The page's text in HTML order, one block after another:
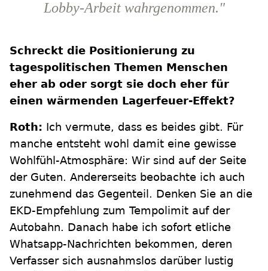
Lobby-Arbeit wahrgenommen."
Schreckt die Positionierung zu
tagespolitischen Themen Menschen
eher ab oder sorgt sie doch eher für
einen wärmenden Lagerfeuer-Effekt?
Roth: Ich vermute, dass es beides gibt. Für
manche entsteht wohl damit eine gewisse
Wohlfühl-Atmosphäre: Wir sind auf der Seite
der Guten. Andererseits beobachte ich auch
zunehmend das Gegenteil. Denken Sie an die
EKD-Empfehlung zum Tempolimit auf der
Autobahn. Danach habe ich sofort etliche
Whatsapp-Nachrichten bekommen, deren
Verfasser sich ausnahmslos darüber lustig